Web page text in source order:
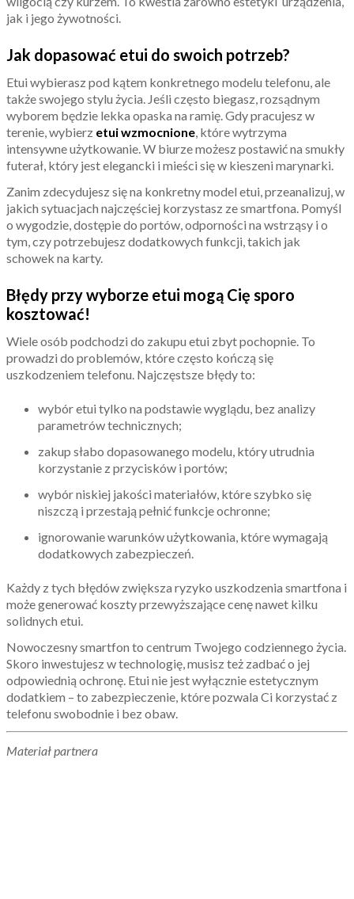
jak i jego żywotności.
Jak dopasować etui do swoich potrzeb?
Etui wybierasz pod kątem konkretnego modelu telefonu, ale
także swojego stylu życia. Jeśli często biegasz, rozsądnym
wyborem będzie lekka opaska na ramię. Gdy pracujesz w
terenie, wybierz etui wzmocnione, które wytrzyma
intensywne użytkowanie. W biurze możesz postawić na smukły
futerał, który jest elegancki i mieści się w kieszeni marynarki.
Zanim zdecydujesz się na konkretny model etui, przeanalizuj, w
jakich sytuacjach najczęściej korzystasz ze smartfona. Pomyśl
o wygodzie, dostępie do portów, odporności na wstrząsy i o
tym, czy potrzebujesz dodatkowych funkcji, takich jak
schowek na karty.
Błędy przy wyborze etui mogą Cię sporo
kosztować!
Wiele osób podchodzi do zakupu etui zbyt pochopnie. To
prowadzi do problemów, które często kończą się
uszkodzeniem telefonu. Najczęstsze błędy to:
wybór etui tylko na podstawie wyglądu, bez analizy
parametrów technicznych;
zakup słabo dopasowanego modelu, który utrudnia
korzystanie z przycisków i portów;
wybór niskiej jakości materiałów, które szybko się
niszczą i przestają pełnić funkcje ochronne;
ignorowanie warunków użytkowania, które wymagają
dodatkowych zabezpieczeń.
Każdy z tych błędów zwiększa ryzyko uszkodzenia smartfona i
może generować koszty przewyższające cenę nawet kilku
solidnych etui.
Nowoczesny smartfon to centrum Twojego codziennego życia.
Skoro inwestujesz w technologię, musisz też zadbać o jej
odpowiednią ochronę. Etui nie jest wyłącznie estetycznym
dodatkiem – to zabezpieczenie, które pozwala Ci korzystać z
telefonu swobodnie i bez obaw.
Materiał partnera